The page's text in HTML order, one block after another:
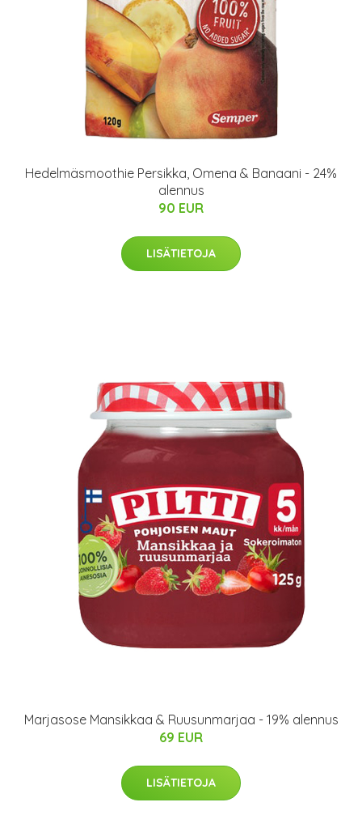
Hedelmäsmoothie Persikka, Omena & Banaani - 24%
alennus
90 EUR
LISÄTIETOJA
Marjasose Mansikkaa & Ruusunmarjaa - 19% alennus
69 EUR
LISÄTIETOJA